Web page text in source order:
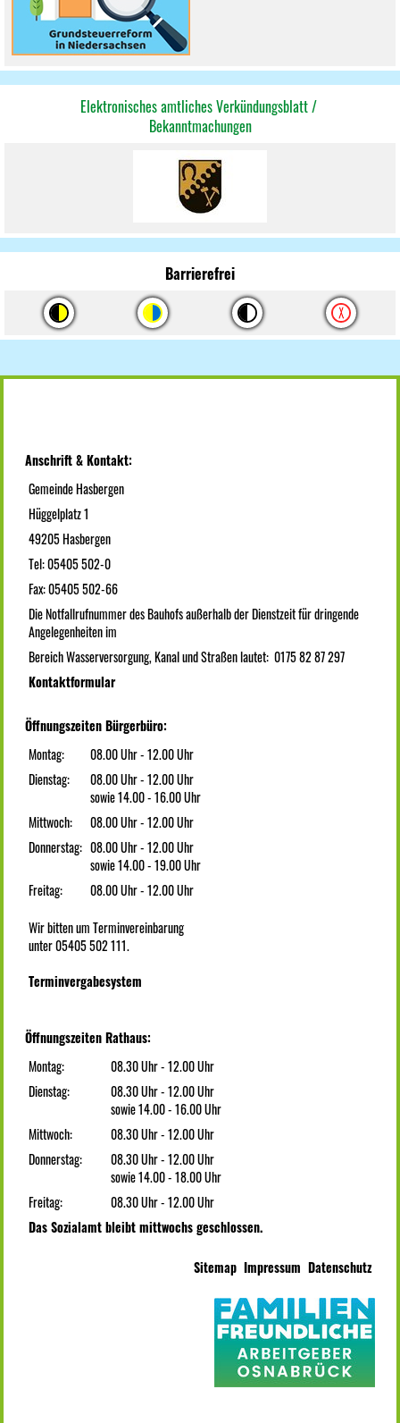
Elektronisches amtliches Verkündungsblatt /
Bekanntmachungen
Barrierefrei
Anschrift & Kontakt:
Gemeinde Hasbergen
Hüggelplatz 1
49205 Hasbergen
Tel: 05405 502-0
Fax: 05405 502-66
Die Notfallrufnummer des Bauhofs außerhalb der Dienstzeit für dringende
Angelegenheiten im
Bereich Wasserversorgung, Kanal und Straßen lautet: 0175 82 87 297
Kontaktformular
Öffnungszeiten Bürgerbüro:
Montag:
08.00 Uhr - 12.00 Uhr
Dienstag:
08.00 Uhr - 12.00 Uhr
sowie 14.00 - 16.00 Uhr
Mittwoch:
08.00 Uhr - 12.00 Uhr
Donnerstag: 08.00 Uhr - 12.00 Uhr
sowie 14.00 - 19.00 Uhr
Freitag:
08.00 Uhr - 12.00 Uhr
Wir bitten um Terminvereinbarung
unter 05405 502 111.
Terminvergabesystem
Öffnungszeiten Rathaus:
Montag:
08.30 Uhr - 12.00 Uhr
Dienstag:
08.30 Uhr - 12.00 Uhr
sowie 14.00 - 16.00 Uhr
Mittwoch:
08.30 Uhr - 12.00 Uhr
Donnerstag:
08.30 Uhr - 12.00 Uhr
sowie 14.00 - 18.00 Uhr
Freitag:
08.30 Uhr - 12.00 Uhr
Das Sozialamt bleibt mittwochs geschlossen.
Sitemap Impressum Datenschutz